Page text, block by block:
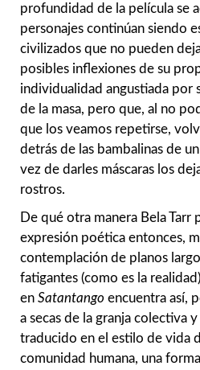
profundidad de la película se
personajes continúan siendo
civilizados que no pueden
posibles inflexiones de su
individualidad angustiada por
de la masa, pero que, al no
que los veamos repetirse,
detrás de las bambalinas de
vez de darles máscaras los
rostros.
De qué otra manera Bela Tarr
expresión poética entonces,
contemplación de planos
fatigantes (como es la
en Satantango encuentra así,
a secas de la granja colectiva
traducido en el estilo de vida
comunidad humana, una